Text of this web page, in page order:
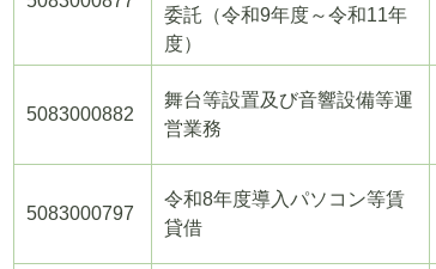
委託（令和9年度～令和11年
度）
5083000882
舞台等設置及び音響設備等運
営業務
5083000797
令和8年度導入パソコン等賃
貸借